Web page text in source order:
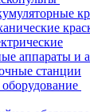
аппараты и
станции